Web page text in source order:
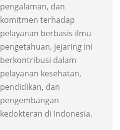
pengalaman, dan
komitmen terhadap
pelayanan berbasis ilmu
pengetahuan, jejaring ini
berkontribusi dalam
pelayanan kesehatan,
pendidikan, dan
pengembangan
kedokteran di Indonesia.